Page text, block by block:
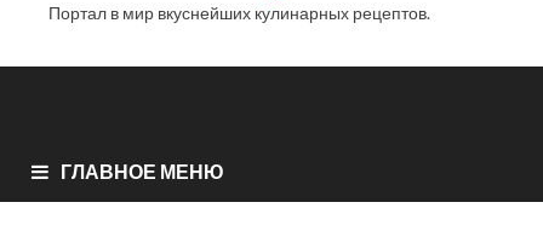
Портал в мир вкуснейших кулинарных рецептов.
ГЛАВНОЕ МЕНЮ